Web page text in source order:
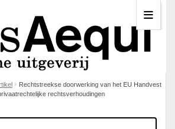
Rechtstreekse doorwerking van het EU Handvest
rechtsverhoudingen